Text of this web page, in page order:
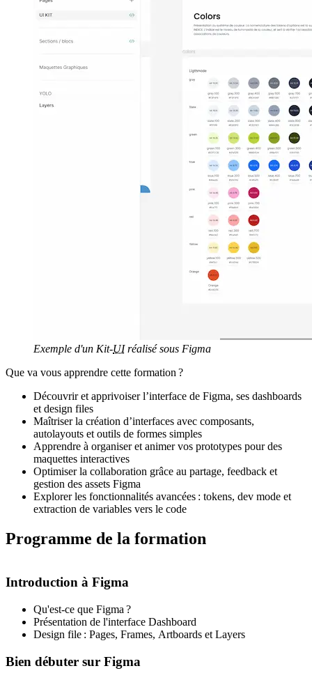
Exemple d'un Kit-UIréalisé sous Figma
Que va vous apprendre cette formation ?
Découvrir et apprivoiser l’interface de Figma, ses dashboards
et design files
Maîtriser la création d’interfaces avec composants,
autolayouts et outils de formes simples
Apprendre à organiser et animer vos prototypes pour des
maquettes interactives
Optimiser la collaboration grâce au partage, feedback et
gestion des assets Figma
Explorer les fonctionnalités avancées : tokens, dev mode et
extraction de variables vers le code
Programme de la formation
Introduction à Figma
Qu'est-ce que Figma ?
Présentation de l'interface Dashboard
Design file : Pages, Frames, Artboards et Layers
Bien débuter sur Figma